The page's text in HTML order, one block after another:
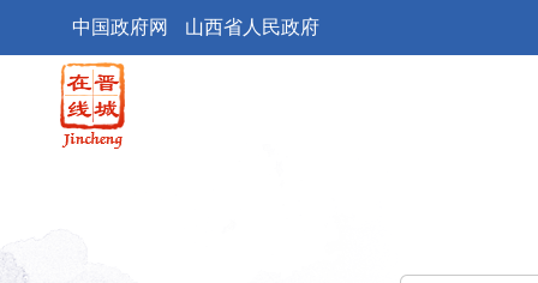
中国政府网 山西省人民政府